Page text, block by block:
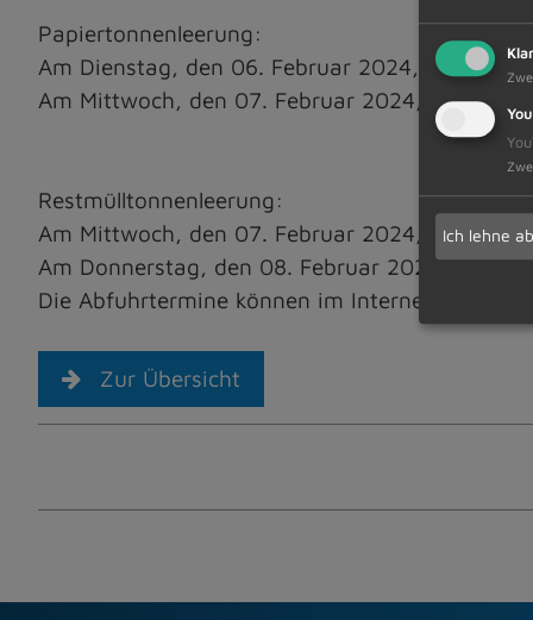
Papiertonnenleerung:
Am Dienstag, den 06. Februar 2024, in
Am Mittwoch, den 07. Februar 2024, in
Restmülltonnenleerung:
Am Mittwoch, den 07. Februar 2024, in
Am Donnerstag, den 08. Februar 2024, in
Die Abfuhrtermine können im Internet unter
Zur Übersicht
Ich lehne ab